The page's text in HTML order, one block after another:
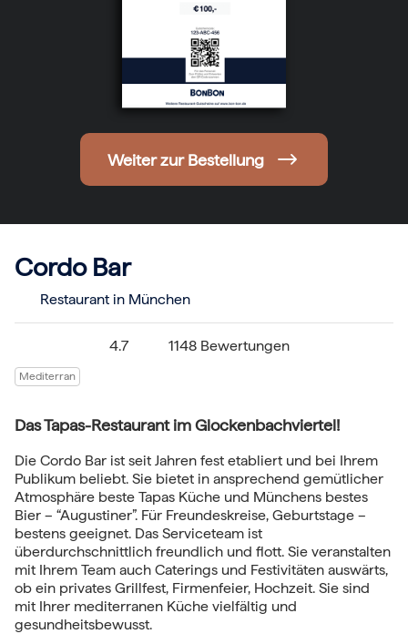
Frohe Weihnachten
Regionale Gutscheine
Berlin
Hamburg
München
Köln
Düsseldorf
Stuttgart
Essen
Das ideale Geschenk für alle Anlässe
Weiter zur Bestellung
Cordo Bar
Restaurant in München
4.7 1148 Bewertungen
Mediterran
Das Tapas-Restaurant im Glockenbachviertel!
Die Cordo Bar ist seit Jahren fest etabliert und bei Ihrem
Publikum beliebt. Sie bietet in ansprechend gemütlicher
Atmosphäre beste Tapas Küche und Münchens bestes
Bier – “Augustiner”. Für Freundeskreise, Geburtstage –
bestens geeignet. Das Serviceteam ist
überdurchschnittlich freundlich und flott. Sie veranstalten
mit Ihrem Team auch Caterings und Festivitäten auswärts,
ob ein privates Grillfest, Firmenfeier, Hochzeit. Sie sind
mit Ihrer mediterranen Küche vielfältig und
gesundheitsbewusst.